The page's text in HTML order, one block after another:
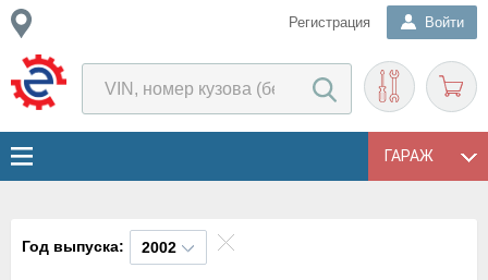
Регистрация Войти
ГАРАЖ
Год выпуска: 2002